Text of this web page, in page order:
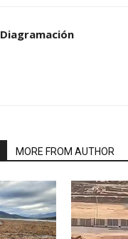
Diagramación
MORE FROM AUTHOR